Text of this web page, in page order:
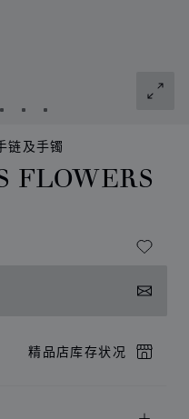
1
幻灯片 2
转到幻灯片 3
转到幻灯片 4
转到幻灯片 5
链及手镯
FLOWERS
精品店库存状况